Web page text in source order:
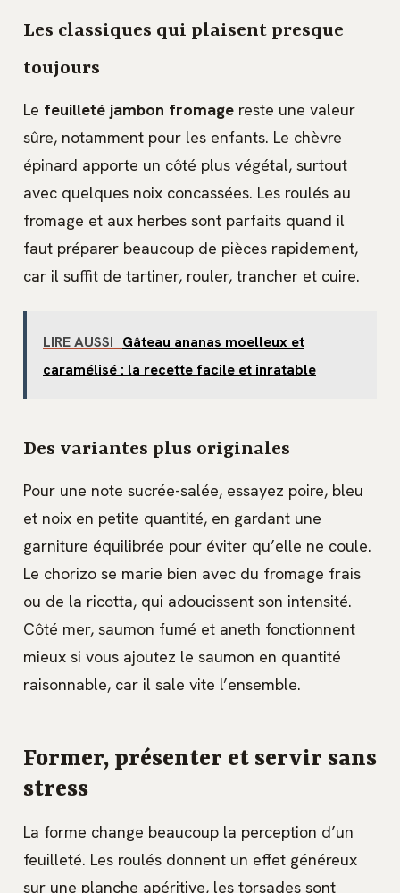
Les classiques qui plaisent presque
toujours
Le feuilleté jambon fromage reste une valeur
sûre, notamment pour les enfants. Le chèvre
épinard apporte un côté plus végétal, surtout
avec quelques noix concassées. Les roulés au
fromage et aux herbes sont parfaits quand il
faut préparer beaucoup de pièces rapidement,
car il suffit de tartiner, rouler, trancher et cuire.
LIRE AUSSI Gâteau ananas moelleux et
caramélisé : la recette facile et inratable
Des variantes plus originales
Pour une note sucrée-salée, essayez poire, bleu
et noix en petite quantité, en gardant une
garniture équilibrée pour éviter qu’elle ne coule.
Le chorizo se marie bien avec du fromage frais
ou de la ricotta, qui adoucissent son intensité.
Côté mer, saumon fumé et aneth fonctionnent
mieux si vous ajoutez le saumon en quantité
raisonnable, car il sale vite l’ensemble.
Former, présenter et servir sans
stress
La forme change beaucoup la perception d’un
feuilleté. Les roulés donnent un effet généreux
sur une planche apéritive, les torsades sont